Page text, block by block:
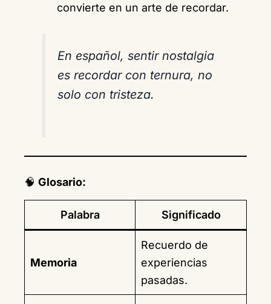
convierte en un arte de recordar.
En español, sentir nostalgia
es recordar con ternura, no
solo con tristeza.
🧠 Glosario:
Palabra Significado
Memoria
Recuerdo de
experiencias
pasadas.